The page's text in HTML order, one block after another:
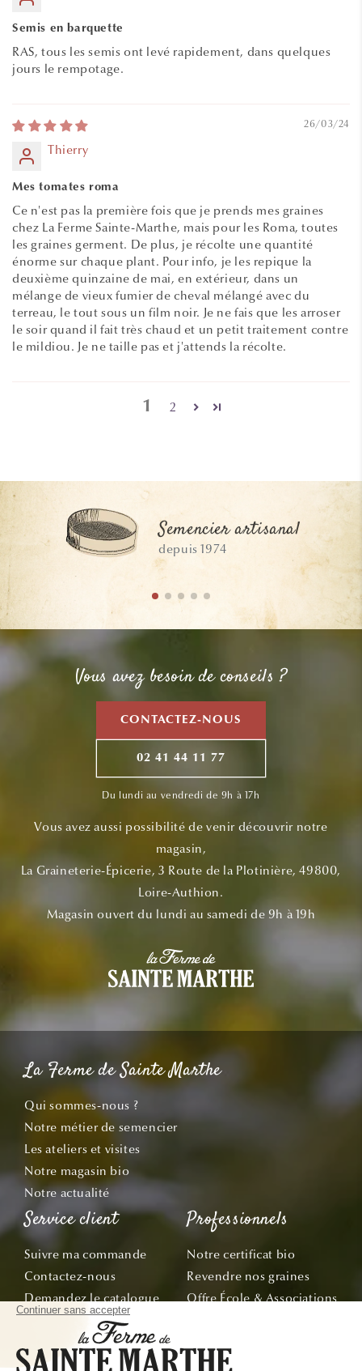
Semis en barquette
RAS, tous les semis ont levé rapidement, dans quelques
jours le rempotage.
26/03/24
Thierry
Mes tomates roma
Ce n'est pas la première fois que je prends mes graines
chez La Ferme Sainte-Marthe, mais pour les Roma, toutes
les graines germent. De plus, je récolte une quantité
énorme sur chaque plant. Pour info, je les repique la
deuxième quinzaine de mai, en extérieur, dans un
mélange de vieux fumier de cheval mélangé avec du
terreau, le tout sous un film noir. Je ne fais que les arroser
le soir quand il fait très chaud et un petit traitement contre
le mildiou. Je ne taille pas et j'attends la récolte.
1 2
Semencier artisanal
depuis 1974
Vous avez besoin de conseils ?
CONTACTEZ-NOUS
02 41 44 11 77
Du lundi au vendredi de 9h à 17h
Vous avez aussi possibilité de venir découvrir notre
magasin,
La Graineterie-Épicerie, 3 Route de la Plotinière, 49800,
Loire-Authion.
Magasin ouvert du lundi au samedi de 9h à 19h
La Ferme de Sainte Marthe
Qui sommes-nous ?
Notre métier de semencier
Les ateliers et visites
Notre magasin bio
Notre actualité
Service client
Suivre ma commande
Contactez-nous
Demandez le catalogue
Bon de commande
Tous nos conseils
Professionnels
Notre certificat bio
Revendre nos graines
Offre École & Associations